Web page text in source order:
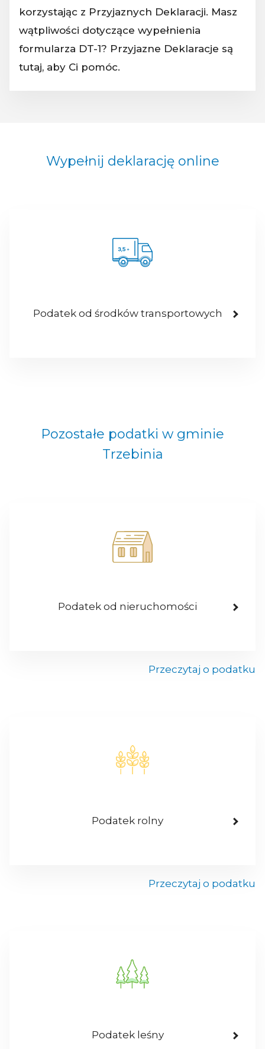
korzystając z Przyjaznych Deklaracji. Masz
wątpliwości dotyczące wypełnienia
formularza DT-1? Przyjazne Deklaracje są
tutaj, aby Ci pomóc.
Wypełnij deklarację online
Podatek od środków transportowych
Pozostałe podatki w gminie
Trzebinia
Podatek od nieruchomości
Przeczytaj o podatku
Podatek rolny
Przeczytaj o podatku
Podatek leśny